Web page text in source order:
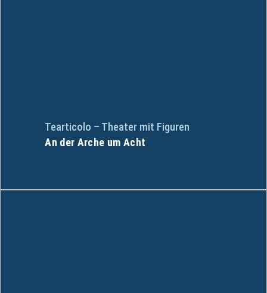
Tearticolo – Theater mit Figuren
An der Arche um Acht